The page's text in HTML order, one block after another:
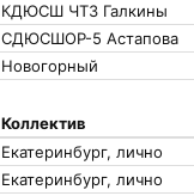
КДЮСШ ЧТЗ Галкины
СДЮСШОР-5 Астапова
Новогорный
Коллектив
Екатеринбург, лично
Екатеринбург, лично